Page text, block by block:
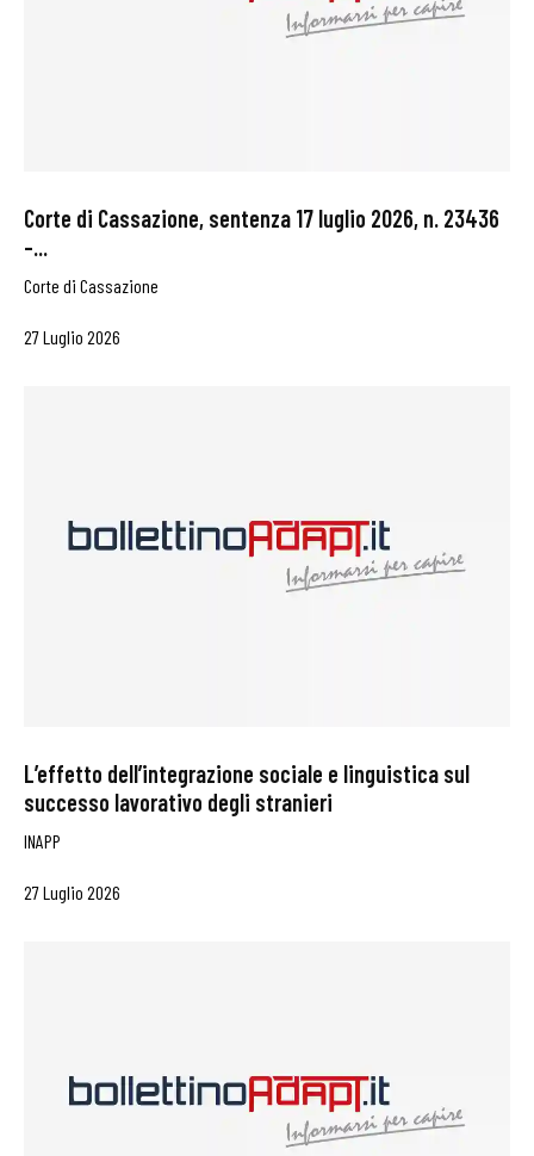
Corte di Cassazione, sentenza 17 luglio 2026, n. 23436
–...
Corte di Cassazione
27 Luglio 2026
L’effetto dell’integrazione sociale e linguistica sul
successo lavorativo degli stranieri
INAPP
27 Luglio 2026